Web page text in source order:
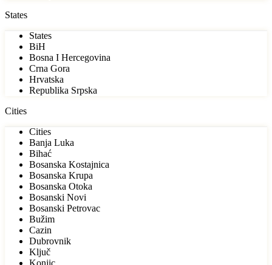
States
States
BiH
Bosna I Hercegovina
Crna Gora
Hrvatska
Republika Srpska
Cities
Cities
Banja Luka
Bihać
Bosanska Kostajnica
Bosanska Krupa
Bosanska Otoka
Bosanski Novi
Bosanski Petrovac
Bužim
Cazin
Dubrovnik
Ključ
Konjic